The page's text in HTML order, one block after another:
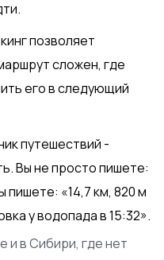
позволяет
сложен, где
его в следующий
путешествий -
Вы не просто пишете:
пишете: «14,7 км, 820 м
у водопада в 15:32».
и в Сибири, где нет